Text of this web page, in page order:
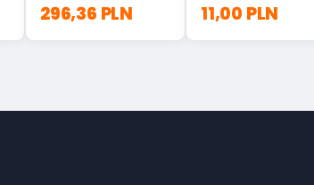
296,36 PLN 11,00 PLN